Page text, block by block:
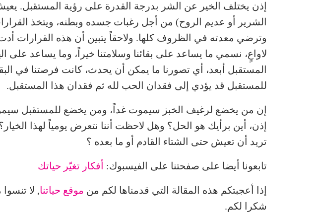
إذن يختلف الخير عن الشر بدرجة القدرة على رؤية المستقبل.
الشرير أو عديم الروح) من أجل رغبات جسده وبطنه، ويتخذ
وترضي معدته في الظروف كلها. ولاحقاً يتبين أن هذه القرارات أدت
لاواعٍ، نسمي ما يساعد على بقائنا وسلامتنا خيراً، وما يساعد على
المستقبل أبعد، أي تصورنا ما يمكن أن يحدث، كانت فرصتنا في
للمستقبل قد يؤدي إلى فقدان الحب لله ثم فقدان هذا المستقبل.
إن من يخضع لرغيف الخبز سيموت غداً، ومن يخضع للمستقبل
إذن، أين برأيك هو الحل؟ وهل لاحظت أننا نتعرض يومياً لهذا
تريد أن تعيش حتى الشتاء القادم أو ما بعده ؟
تابعونا أيضا على صفحتنا على الفيسبوك: أفكار تغيّر حياتك
إذا أعجبتكم هذه المقالة التي قدمناها لكم من موقع حياتنا, لا
شكرا لكم.